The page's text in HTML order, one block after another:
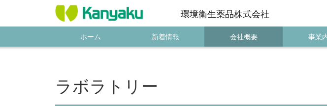
環境衛生薬品株式会社
ホーム 新着情報 会社概要 事業
ラボラトリー